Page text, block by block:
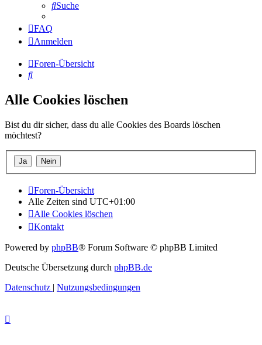
Suche
FAQ
Anmelden
Foren-Übersicht
Suche
Alle Cookies löschen
Bist du dir sicher, dass du alle Cookies des Boards löschen
möchtest?
Foren-Übersicht
Alle Zeiten sind UTC+01:00
Alle Cookies löschen
Kontakt
Powered by phpBB® Forum Software © phpBB Limited
Deutsche Übersetzung durch phpBB.de
Datenschutz | Nutzungsbedingungen